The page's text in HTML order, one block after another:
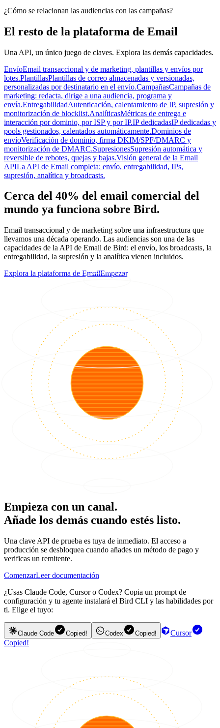
¿Cómo se relacionan las audiencias con las campañas?
El resto de la plataforma de Email
Una API, un único juego de claves. Explora las demás capacidades.
EnvíoEmail transaccional y de marketing, plantillas y envíos por
lotes.PlantillasPlantillas de correo almacenadas y versionadas,
personalizadas por destinatario en el envío.CampañasCampañas de
marketing: redacta, dirige a una audiencia, programa y
envía.EntregabilidadAutenticación, calentamiento de IP, supresión y
monitorización de blocklist.AnalíticasMétricas de entrega e
interacción por dominio, por ISP y por IP.IP dedicadasIP dedicadas y
pools gestionados, calentados automáticamente.Dominios de
envíoVerificación de dominio, firma DKIM/SPF/DMARC y
monitorización de DMARC.SupresionesSupresión automática y
reversible de rebotes, quejas y bajas.Visión general de la Email
APILa API de Email completa: envío, entregabilidad, IPs,
supresión, analítica y broadcasts.
Cerca del 40% del email comercial del
mundo ya funciona sobre Bird.
Email transaccional y de marketing sobre una infraestructura que
llevamos una década operando. Las audiencias son una de las
capacidades de la API de Email de Bird: el envío, los broadcasts, la
entregabilidad, la supresión y la analítica vienen incluidos.
Explora la plataforma de EmailEmpezar
Empieza con un canal.
Añade los demás cuando estés listo.
Una clave API de prueba es tuya de inmediato. El acceso a
producción se desbloquea cuando añades un método de pago y
verificas un remitente.
ComenzarLeer documentación
¿Usas Claude Code, Cursor o Codex? Copia un prompt de
configuración y tu agente instalará el Bird CLI y las habilidades por
ti. Elige el tuyo:
Claude Code Copied! Codex Copied!
Cursor
Copied!